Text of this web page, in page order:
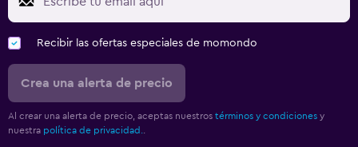
Recibir las ofertas especiales de momondo
Crea una alerta de precio
Al crear una alerta de precio, aceptas nuestros términos y condiciones y
nuestra política de privacidad.